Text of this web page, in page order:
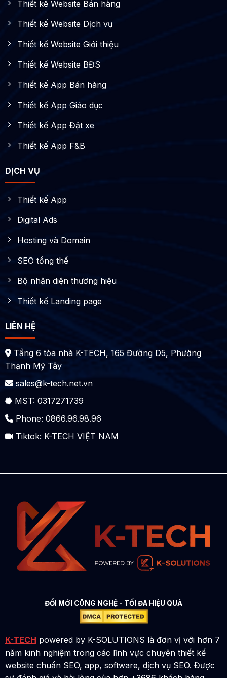
Thiết kế Website Bán hàng
Thiết kế Website Dịch vụ
Thiết kế Website Giới thiệu
Thiết kế Website BĐS
Thiết kế App Bán hàng
Thiết kế App Giáo dục
Thiết kế App Đặt xe
Thiết kế App F&B
DỊCH VỤ
Thiết kế App
Digital Ads
Hosting và Domain
SEO tổng thể
Bộ nhận diện thương hiệu
Thiết kế Landing page
LIÊN HỆ
Tầng 6 tòa nhà K-TECH, 165 Đường D5, Phường
Thạnh Mỹ Tây
sales@k-tech.net.vn
MST: 0317271739
Phone: 0866.96.98.96
Tiktok: K-TECH VIỆT NAM
ĐỔI MỚI CÔNG NGHỆ - TỐI ĐA HIỆU QUẢ
K-TECH powered by K-SOLUTIONS là đơn vị với hơn 7
năm kinh nghiệm trong các lĩnh vực chuyên thiết kế
website chuẩn SEO, app, software, dịch vụ SEO. Được